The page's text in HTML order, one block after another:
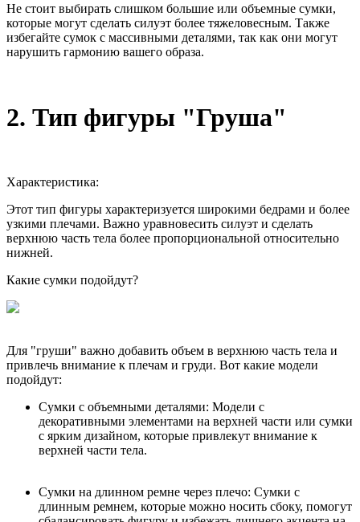
Не стоит выбирать слишком большие или объемные сумки,
которые могут сделать силуэт более тяжеловесным. Также
избегайте сумок с массивными деталями, так как они могут
нарушить гармонию вашего образа.
2. Тип фигуры "Груша"
Характеристика:
Этот тип фигуры характеризуется широкими бедрами и более
узкими плечами. Важно уравновесить силуэт и сделать
верхнюю часть тела более пропорциональной относительно
нижней.
Какие сумки подойдут?
Для "груши" важно добавить объем в верхнюю часть тела и
привлечь внимание к плечам и груди. Вот какие модели
подойдут:
Сумки с объемными деталями: Модели с
декоративными элементами на верхней части или сумки
с ярким дизайном, которые привлекут внимание к
верхней части тела.
Сумки на длинном ремне через плечо: Сумки с
длинным ремнем, которые можно носить сбоку, помогут